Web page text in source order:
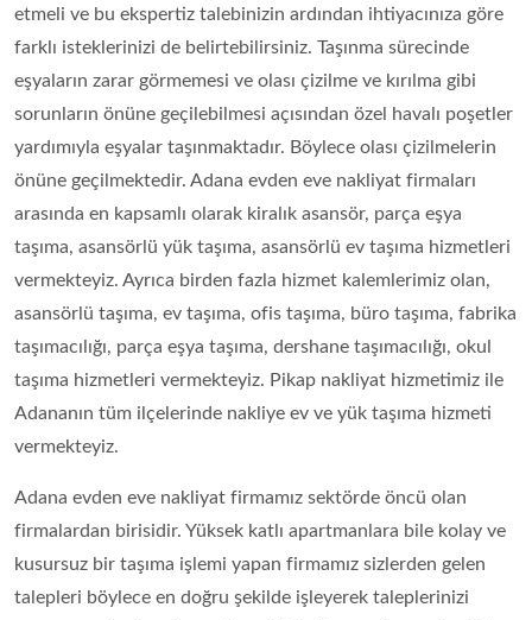
etmeli ve bu ekspertiz talebinizin ardından ihtiyacınıza göre
farklı isteklerinizi de belirtebilirsiniz. Taşınma sürecinde
eşyaların zarar görmemesi ve olası çizilme ve kırılma gibi
sorunların önüne geçilebilmesi açısından özel havalı poşetler
yardımıyla eşyalar taşınmaktadır. Böylece olası çizilmelerin
önüne geçilmektedir. Adana evden eve nakliyat firmaları
arasında en kapsamlı olarak kiralık asansör, parça eşya
taşıma, asansörlü yük taşıma, asansörlü ev taşıma hizmetleri
vermekteyiz. Ayrıca birden fazla hizmet kalemlerimiz olan,
asansörlü taşıma, ev taşıma, ofis taşıma, büro taşıma, fabrika
taşımacılığı, parça eşya taşıma, dershane taşımacılığı, okul
taşıma hizmetleri vermekteyiz. Pikap nakliyat hizmetimiz ile
Adananın tüm ilçelerinde nakliye ev ve yük taşıma hizmeti
vermekteyiz.
Adana evden eve nakliyat firmamız sektörde öncü olan
firmalardan birisidir. Yüksek katlı apartmanlara bile kolay ve
kusursuz bir taşıma işlemi yapan firmamız sizlerden gelen
talepleri böylece en doğru şekilde işleyerek taleplerinizi